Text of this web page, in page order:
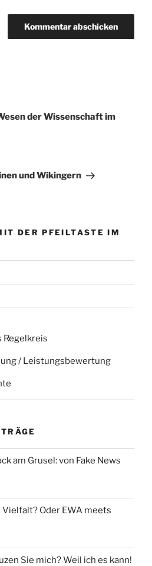
der Wissenschaft im
und Wikingern
DER PFEILTASTE IM
Regelkreis
/ Leistungsbewertung
am Grusel: von Fake News
Oder EWA meets
Sie mich? Weil ich es kann!